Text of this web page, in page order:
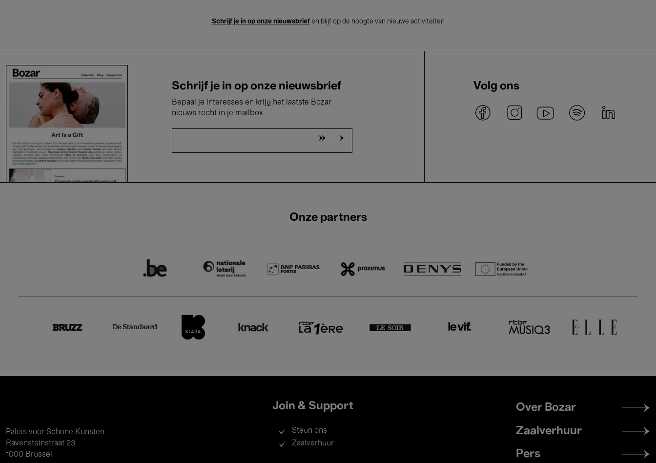
Schrijf je in op onze nieuwsbriefen blijf op de hoogte van nieuwe activiteiten
Schrijf je in op onze nieuwsbrief
Bepaal je interesses en krijg het laatste Bozar
nieuws recht in je mailbox
Volg ons
Onze partners
Paleis voor Schone Kunsten
Ravensteinstraat 23
1000 Brussel
Join & Support
Steun ons
Zaalverhuur
Footer
menu
Over Bozar
Zaalverhuur
Pers